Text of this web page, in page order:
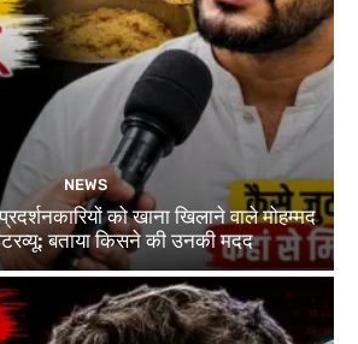
NEWS
को खाना खिलाने वाले मोहम्मद
बताया किसने की उनकी मदद